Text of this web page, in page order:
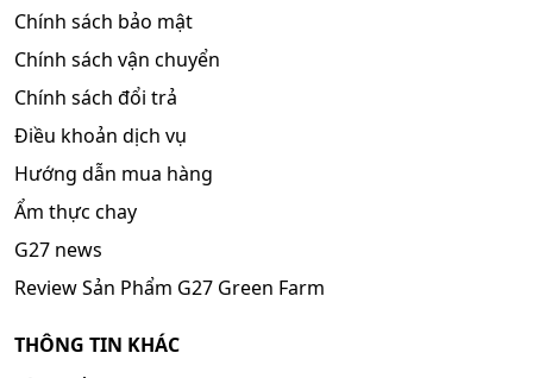
Chính sách bảo mật
Chính sách vận chuyển
Chính sách đổi trả
Điều khoản dịch vụ
Hướng dẫn mua hàng
Ẩm thực chay
G27 news
Review Sản Phẩm G27 Green Farm
THÔNG TIN KHÁC